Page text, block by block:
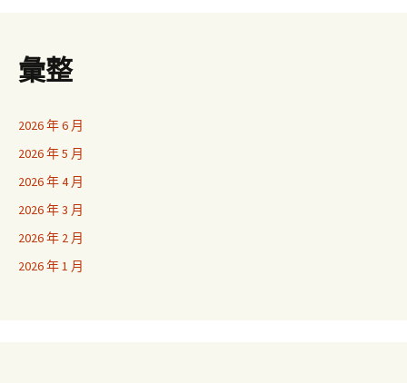
彙整
2026 年 6 月
2026 年 5 月
2026 年 4 月
2026 年 3 月
2026 年 2 月
2026 年 1 月